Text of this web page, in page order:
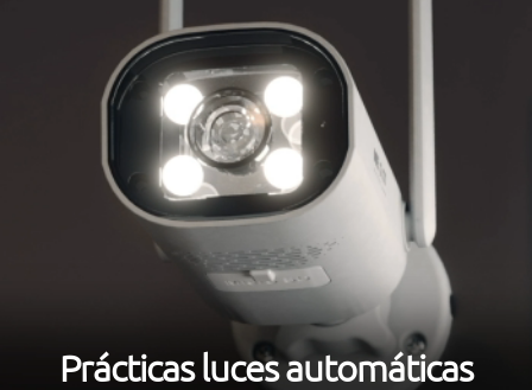
Prácticas luces automáticas